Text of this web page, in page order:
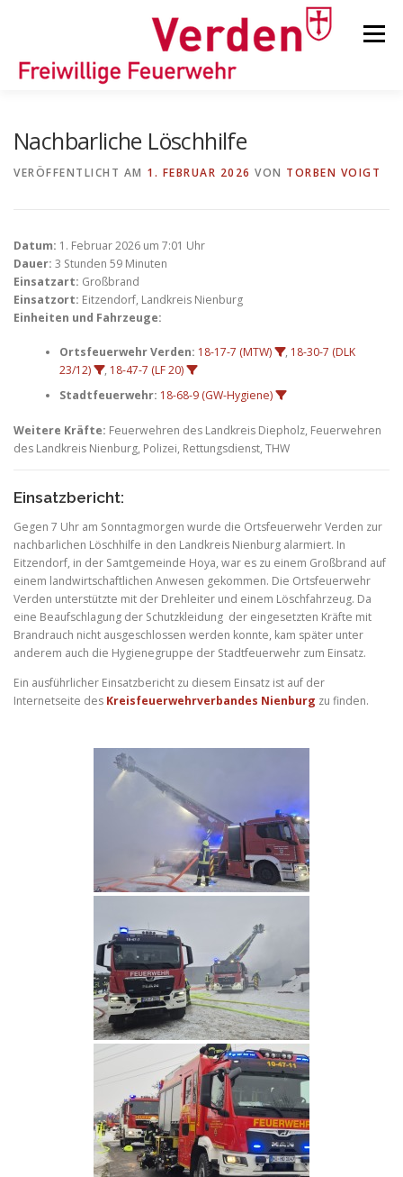
Menü
KINDER-/JUGENDFEUERWEHR
Nachbarliche Löschhilfe
VERÖFFENTLICHT AM 1. FEBRUAR 2026 VON TORBEN VOIGT
Datum: 1. Februar 2026 um 7:01 Uhr
Dauer: 3 Stunden 59 Minuten
Einsatzart: Großbrand
Einsatzort: Eitzendorf, Landkreis Nienburg
Einheiten und Fahrzeuge:
Ortsfeuerwehr Verden: 18-17-7 (MTW) , 18-30-7 (DLK
23/12)
, 18-47-7 (LF 20)
Stadtfeuerwehr: 18-68-9 (GW-Hygiene)
Weitere Kräfte: Feuerwehren des Landkreis Diepholz, Feuerwehren
des Landkreis Nienburg, Polizei, Rettungsdienst, THW
Einsatzbericht:
Gegen 7 Uhr am Sonntagmorgen wurde die Ortsfeuerwehr Verden zur
nachbarlichen Löschhilfe in den Landkreis Nienburg alarmiert. In
Eitzendorf, in der Samtgemeinde Hoya, war es zu einem Großbrand auf
einem landwirtschaftlichen Anwesen gekommen. Die Ortsfeuerwehr
Verden unterstützte mit der Drehleiter und einem Löschfahrzeug. Da
eine Beaufschlagung der Schutzkleidung der eingesetzten Kräfte mit
Brandrauch nicht ausgeschlossen werden konnte, kam später unter
anderem auch die Hygienegruppe der Stadtfeuerwehr zum Einsatz.
Ein ausführlicher Einsatzbericht zu diesem Einsatz ist auf der
Internetseite des Kreisfeuerwehrverbandes Nienburg zu finden.